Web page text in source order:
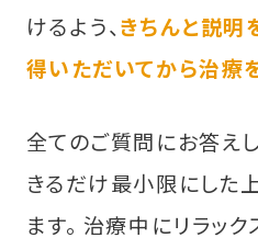
けるよう、きちんと説明
得いただいてから治療を
全てのご質問にお答え
きるだけ最小限にした
ます。 治療中にリラッ